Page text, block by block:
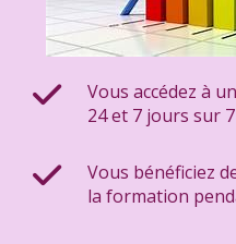
Vous accédez à
24 et 7 jours sur 7
Vous bénéficiez
la formation